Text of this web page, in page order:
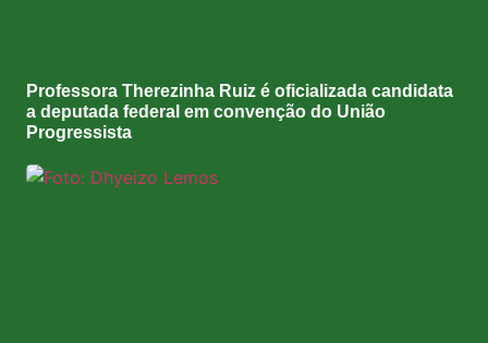
Professora Therezinha Ruiz é oficializada candidata
a deputada federal em convenção do União
Progressista